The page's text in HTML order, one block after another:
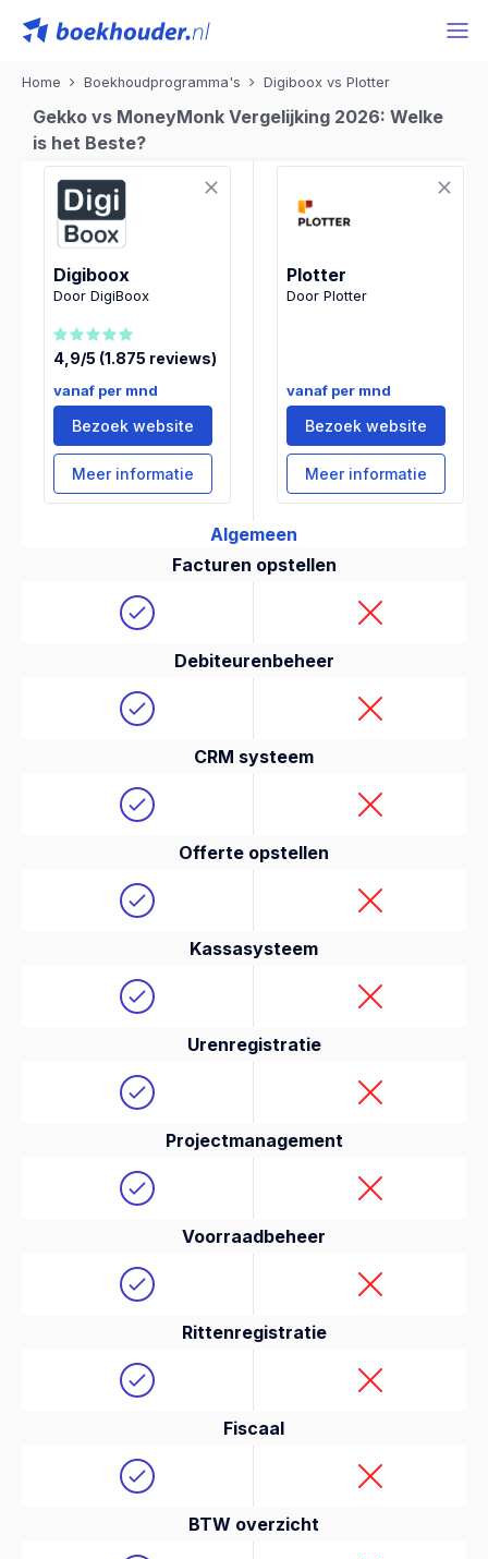
Home Boekhoudprogramma's Digiboox vs Plotter
Gekko vs MoneyMonk Vergelijking 2026: Welke
is het Beste?
Digiboox
Door DigiBoox
4,9/5 (1.875 reviews)
vanaf per mnd
Bezoek website
Meer informatie
Plotter
Door Plotter
vanaf per mnd
Bezoek website
Meer informatie
Algemeen
Facturen opstellen
Debiteurenbeheer
CRM systeem
Offerte opstellen
Kassasysteem
Urenregistratie
Projectmanagement
Voorraadbeheer
Rittenregistratie
Fiscaal
BTW overzicht